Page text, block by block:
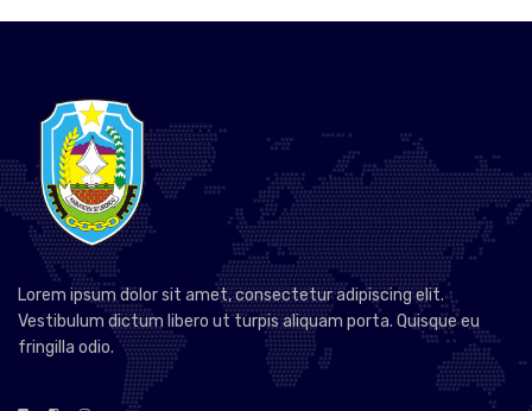
Lorem ipsum dolor sit amet, consectetur adipiscing elit.
Vestibulum dictum libero ut turpis aliquam porta. Quisque eu
fringilla odio.